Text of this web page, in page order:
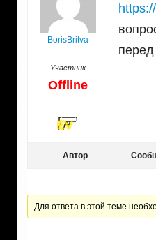
BorisBritva
Участник
Offline
Автор
Для ответа в этой теме